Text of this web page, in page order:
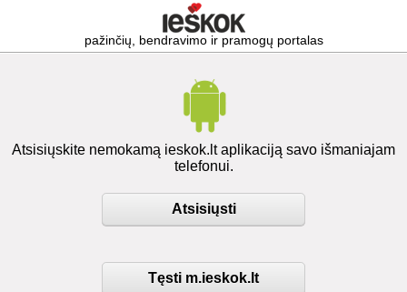
pažinčių, bendravimo ir pramogų portalas
Atsisiųskite nemokamą ieskok.lt aplikaciją savo išmaniajam
telefonui.
Atsisiųsti
Tęsti m.ieskok.lt